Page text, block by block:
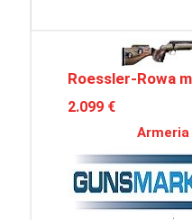
Roessler-Rowa
2.099 €